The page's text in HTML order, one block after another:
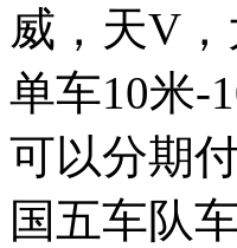
威，天V
单车10米-
可以分期
国五车队